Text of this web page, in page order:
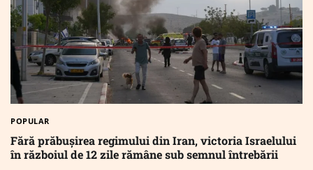
POPULAR
Fără prăbușirea regimului din Iran, victoria Israelului
în războiul de 12 zile rămâne sub semnul întrebării